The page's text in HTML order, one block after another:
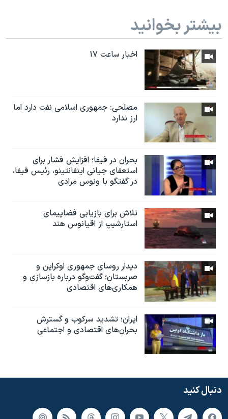
بیشتر بخوانید
اخبار ساعت ۱۷
مصلحی: جمهوری اسلامی نفت دارد اما
ارز ندارد
بحران در فیفا؛ افزایش فشار برای
استعفای جیانی اینفانتینو، رئیس فیفا،
در گفتگو با ونوس مرادی
تلاش برای بازیابی فضاپیمای
استارشیپ از اقیانوس هند
دیدار روسای جمهوری اوکراین و
صربستان؛ گفت‌وگو درباره بازسازی و
همکاری‌های اقتصادی
ایران؛ تشدید سرکوب و گسترش
بحران‌های اقتصادی و اجتماعی
دنبال کنید